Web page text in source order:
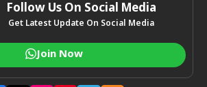
Follow Us On Social Media
Get Latest Update On Social Media
Join Now